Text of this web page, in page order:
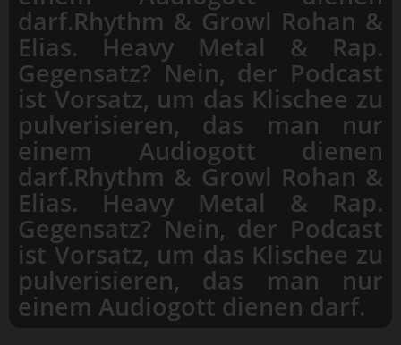
darf.Rhythm & Growl Rohan &
Elias. Heavy Metal & Rap.
Gegensatz? Nein, der Podcast
ist Vorsatz, um das Klischee zu
pulverisieren, das man nur
einem Audiogott dienen
darf.Rhythm & Growl Rohan &
Elias. Heavy Metal & Rap.
Gegensatz? Nein, der Podcast
ist Vorsatz, um das Klischee zu
pulverisieren, das man nur
einem Audiogott dienen darf.